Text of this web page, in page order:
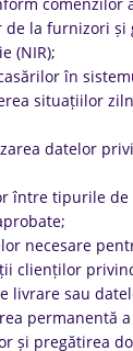
la furnizori și
(NIR);
în
situațiilor
datelor
între tipurile de
necesare
clienților
livrare sau
permanentă
și pregătirea